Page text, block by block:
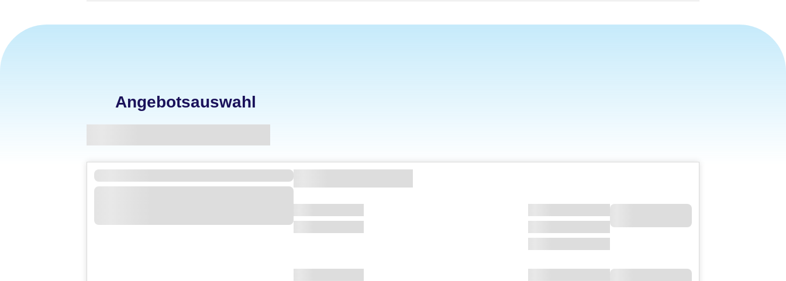
Angebotsauswahl